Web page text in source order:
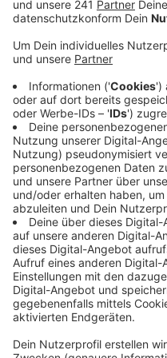
Zusammen mit dem
gefunden worden, die
einen Soldaten aus
handelt.
Veröffentlicht: Mittwoch,
Anzeige
Bei weiteren Grabungen
Soldaten sowie
ein Schloss gefunden.
wohl um ein Feldgrab.
eine halbe
aber keiner Person
die vier Soldaten als
gekommen sind, müssen